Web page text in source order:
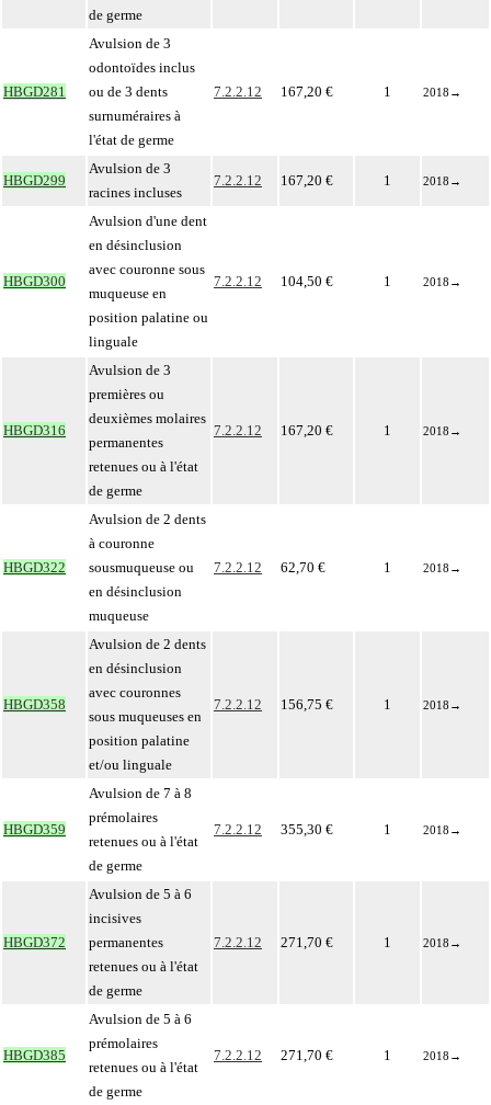
de germe
HBGD281
Avulsion de 3
odontoïdes inclus
ou de 3 dents
surnuméraires à
l'état de germe
7.2.2.12 167,20 € 1 2018 →
HBGD299
Avulsion de 3
racines incluses
7.2.2.12 167,20 € 1 2018 →
HBGD300
Avulsion d'une dent
en désinclusion
avec couronne sous
muqueuse en
position palatine ou
linguale
7.2.2.12 104,50 € 1 2018 →
HBGD316
Avulsion de 3
premières ou
deuxièmes molaires
permanentes
retenues ou à l'état
de germe
7.2.2.12 167,20 € 1 2018 →
HBGD322
Avulsion de 2 dents
à couronne
sousmuqueuse ou
en désinclusion
muqueuse
7.2.2.12 62,70 € 1 2018 →
HBGD358
Avulsion de 2 dents
en désinclusion
avec couronnes
sous muqueuses en
position palatine
et/ou linguale
7.2.2.12 156,75 € 1 2018 →
HBGD359
Avulsion de 7 à 8
prémolaires
retenues ou à l'état
de germe
7.2.2.12 355,30 € 1 2018 →
HBGD372
Avulsion de 5 à 6
incisives
permanentes
retenues ou à l'état
de germe
7.2.2.12 271,70 € 1 2018 →
HBGD385
Avulsion de 5 à 6
prémolaires
retenues ou à l'état
de germe
7.2.2.12 271,70 € 1 2018 →